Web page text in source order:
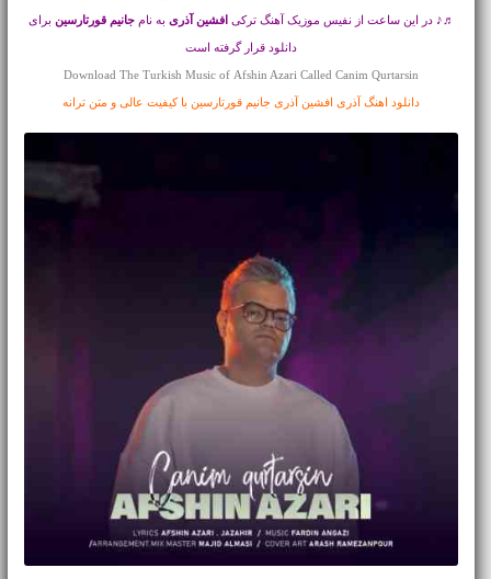
♬♪ در این ساعت از نفیس موزیک آهنگ ترکیافشین آذری به نامجانیم قورتارسین برای
دانلود قرار گرفته است
Download The Turkish Music of Afshin Azari Called Canim Qurtarsin
دانلود اهنگ آذری افشین آذری جانیم قورتارسین با کیفیت عالی و متن ترانه